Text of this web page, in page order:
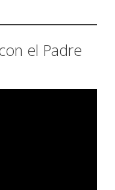
el Padre